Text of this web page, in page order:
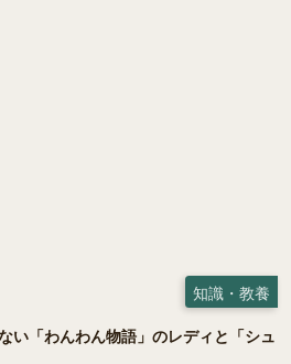
知識・教養
い「わんわん物語」のレディと「シュ